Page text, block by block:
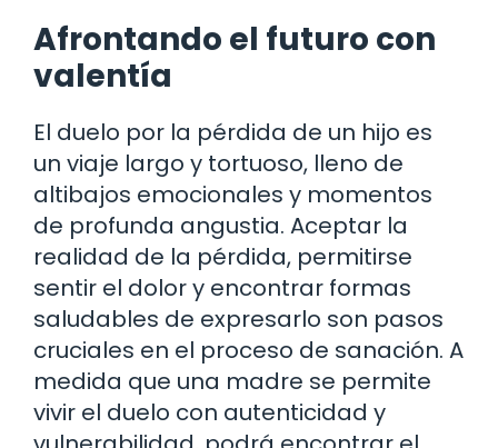
Afrontando el futuro con
valentía
El duelo por la pérdida de un hijo es
un viaje largo y tortuoso, lleno de
altibajos emocionales y momentos
de profunda angustia. Aceptar la
realidad de la pérdida, permitirse
sentir el dolor y encontrar formas
saludables de expresarlo son pasos
cruciales en el proceso de sanación. A
medida que una madre se permite
vivir el duelo con autenticidad y